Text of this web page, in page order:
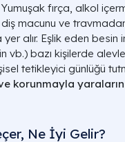
Yumuşak fırça, alkol
macunu ve
alır. Eşlik eden besin
vb.) bazı kişilerde
tetikleyici günlüğü
korunmayla
Ne İyi Gelir?